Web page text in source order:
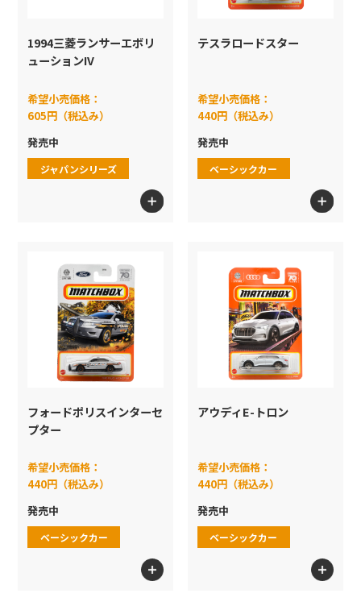
1994三菱ランサーエボリ
ューションIV
希望小売価格：
605円（税込み）
発売中
ジャパンシリーズ
テスラロードスター
希望小売価格：
440円（税込み）
発売中
ベーシックカー
フォードポリスインターセ
プター
希望小売価格：
440円（税込み）
発売中
ベーシックカー
アウディE-トロン
希望小売価格：
440円（税込み）
発売中
ベーシックカー